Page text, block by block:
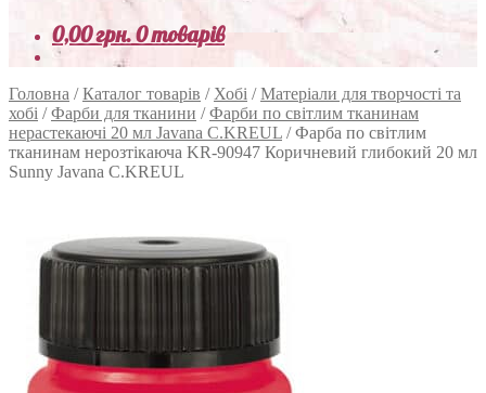
0,00грн.0 товарів
Головна /Каталог товарів / Хобі /Матеріали для творчості та
хобі /Фарби для тканини /Фарби по світлим тканинам
нерастекаючі 20 мл Javana C.KREUL /Фарба по світлим
тканинам нерозтікаюча KR-90947 Коричневий глибокий 20 мл
Sunny Javana C.KREUL